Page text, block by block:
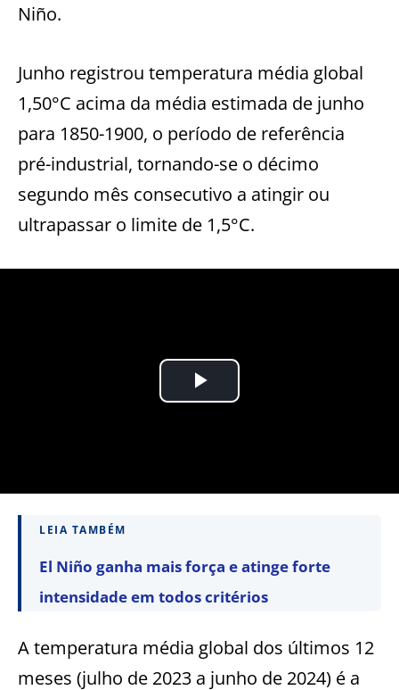
Niño.
Junho registrou temperatura média global
1,50°C acima da média estimada de junho
para 1850-1900, o período de referência
pré-industrial, tornando-se o décimo
segundo mês consecutivo a atingir ou
ultrapassar o limite de 1,5°C.
LEIA TAMBÉM
El Niño ganha mais força e atinge forte
intensidade em todos critérios
A temperatura média global dos últimos 12
meses (julho de 2023 a junho de 2024) é a